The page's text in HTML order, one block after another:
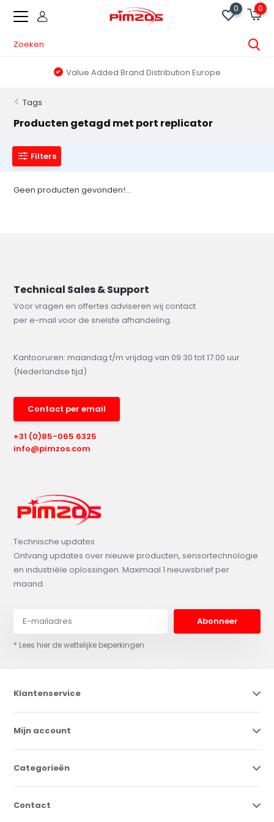
0 0
Value Added Brand Distribution Europe
Tags
Producten getagd met port replicator
Filters
Geen producten gevonden!...
Technical Sales & Support
Voor vragen en offertes adviseren wij contact
per e-mail voor de snelste afhandeling.
Kantooruren: maandag t/m vrijdag van 09.30 tot 17.00 uur
(Nederlandse tijd)
Contact per email
+31 (0)85-065 6325
info@pimzos.com
Technische updates
Ontvang updates over nieuwe producten, sensortechnologie
en industriële oplossingen. Maximaal 1 nieuwsbrief per
maand.
Abonneer
* Lees hier de wettelijke beperkingen
Klantenservice
Mijn account
Categorieën
Contact